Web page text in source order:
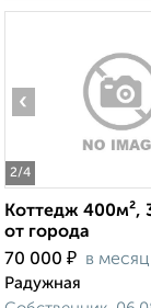
2/4
‹
Коттедж 400м²,
от города
70 000 ₽ в месяц
Радужная